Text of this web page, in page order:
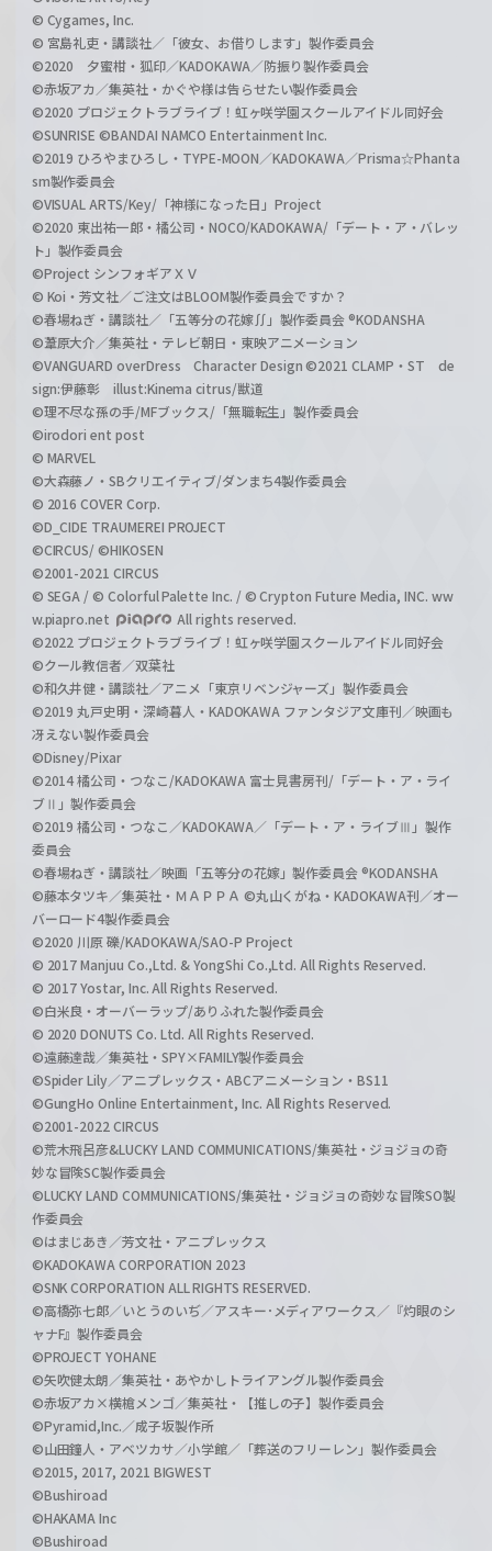
© Cygames, Inc.
© 宮島礼吏・講談社／「彼女、お借りします」製作委員会
©2020 夕蜜柑・狐印／KADOKAWA／防振り製作委員会
©赤坂アカ／集英社・かぐや様は告らせたい製作委員会
©2020 プロジェクトラブライブ！虹ヶ咲学園スクールアイドル同好会
©SUNRISE ©BANDAI NAMCO Entertainment Inc.
©2019 ひろやまひろし・TYPE-MOON／KADOKAWA／Prisma☆Phanta
sm製作委員会
©VISUAL ARTS/Key/「神様になった日」Project
©2020 東出祐一郎・橘公司・NOCO/KADOKAWA/「デート・ア・バレッ
ト」製作委員会
©Project シンフォギアＸＶ
© Koi・芳文社／ご注文はBLOOM製作委員会ですか？
©春場ねぎ・講談社／「五等分の花嫁∬」製作委員会 ®KODANSHA
©葦原大介／集英社・テレビ朝日・東映アニメーション
©VANGUARD overDress Character Design ©2021 CLAMP・ST de
sign:伊藤彰 illust:Kinema citrus/獣道
©理不尽な孫の手/MFブックス/「無職転生」製作委員会
©irodori ent post
© MARVEL
©大森藤ノ・SBクリエイティブ/ダンまち4製作委員会
© 2016 COVER Corp.
©D_CIDE TRAUMEREI PROJECT
©CIRCUS/ ©HIKOSEN
©2001-2021 CIRCUS
© SEGA / © Colorful Palette Inc. / © Crypton Future Media, INC. ww
w.piapro.net
All rights reserved.
©2022 プロジェクトラブライブ！虹ヶ咲学園スクールアイドル同好会
©クール教信者／双葉社
©和久井健・講談社／アニメ「東京リベンジャーズ」製作委員会
©2019 丸戸史明・深崎暮人・KADOKAWA ファンタジア文庫刊／映画も
冴えない製作委員会
©Disney/Pixar
©2014 橘公司・つなこ/KADOKAWA 富士見書房刊/「デート・ア・ライ
ブⅡ」製作委員会
©2019 橘公司・つなこ／KADOKAWA／「デート・ア・ライブⅢ」製作
委員会
©春場ねぎ・講談社／映画「五等分の花嫁」製作委員会 ®KODANSHA
©藤本タツキ／集英社・ＭＡＰＰＡ ©丸山くがね・KADOKAWA刊／オー
バーロード4製作委員会
©2020 川原 礫/KADOKAWA/SAO-P Project
© 2017 Manjuu Co.,Ltd. & YongShi Co.,Ltd. All Rights Reserved.
© 2017 Yostar, Inc. All Rights Reserved.
©白米良・オーバーラップ/ありふれた製作委員会
© 2020 DONUTS Co. Ltd. All Rights Reserved.
©遠藤達哉／集英社・SPY×FAMILY製作委員会
©Spider Lily／アニプレックス・ABCアニメーション・BS11
©GungHo Online Entertainment, Inc. All Rights Reserved.
©2001-2022 CIRCUS
©荒木飛呂彦&LUCKY LAND COMMUNICATIONS/集英社・ジョジョの奇
妙な冒険SC製作委員会
©LUCKY LAND COMMUNICATIONS/集英社・ジョジョの奇妙な冒険SO製
作委員会
©はまじあき／芳文社・アニプレックス
©KADOKAWA CORPORATION 2023
©SNK CORPORATION ALL RIGHTS RESERVED.
©高橋弥七郎／いとうのいぢ／アスキー･メディアワークス／『灼眼のシ
ャナF』製作委員会
©PROJECT YOHANE
©矢吹健太朗／集英社・あやかしトライアングル製作委員会
©赤坂アカ×横槍メンゴ／集英社・【推しの子】製作委員会
©Pyramid,Inc.／成子坂製作所
©山田鐘人・アベツカサ／小学館／「葬送のフリーレン」製作委員会
©2015, 2017, 2021 BIGWEST
©Bushiroad
©HAKAMA Inc
©Bushiroad